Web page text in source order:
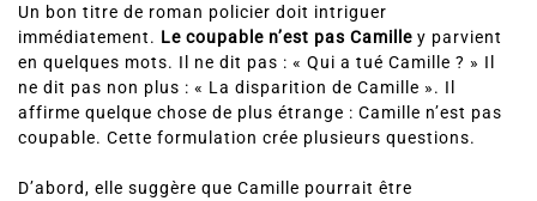
Un bon titre de roman policier doit intriguer
immédiatement. Le coupable n’est pas Camille y parvient
en quelques mots. Il ne dit pas : « Qui a tué Camille ? » Il
ne dit pas non plus : « La disparition de Camille ». Il
affirme quelque chose de plus étrange : Camille n’est pas
coupable. Cette formulation crée plusieurs questions.
D’abord, elle suggère que Camille pourrait être